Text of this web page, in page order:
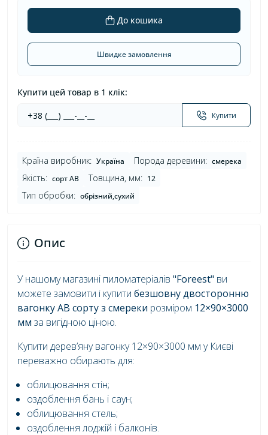
До кошика
Швидке замовлення
Купити цей товар в 1 клік:
Купити
Країна виробник: Україна Порода деревини: смерека
Якість: сорт AB Товщина, мм: 12
Тип обробки: обрізний,сухий
Опис
У нашому магазині пиломатеріалів "Foreest" ви
можете замовити і купити безшовну двосторонню
вагонку AB сорту з смереки розміром 12×90×3000
мм за вигідною ціною.
Купити дерев’яну вагонку 12×90×3000 мм у Києві
переважно обирають для:
облицювання стін;
оздоблення бань і саун;
облицювання стель;
оздоблення лоджій і балконів.